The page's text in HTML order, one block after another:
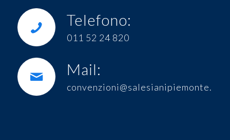
Telefono:
011 52 24 820
Mail:
convenzioni@salesianipiemonte.it